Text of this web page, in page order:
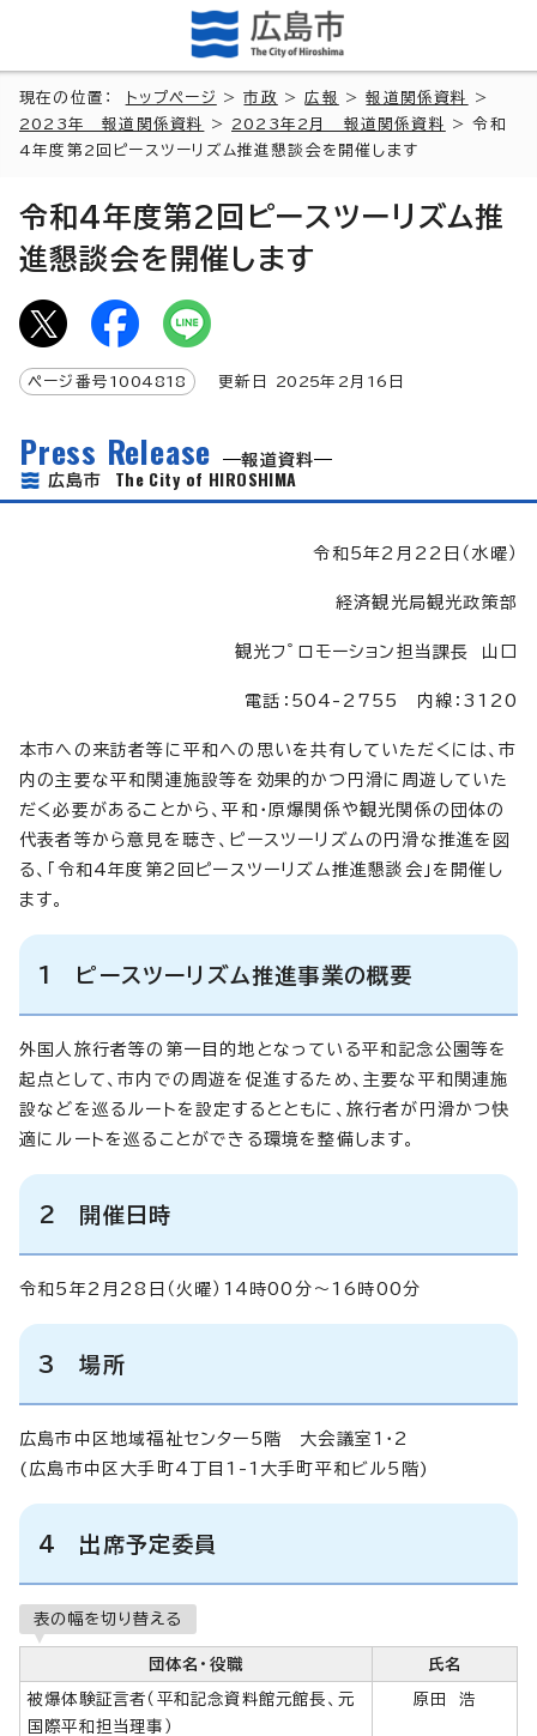
現在の位置： トップページ >市政 >広報 >報道関係資料
>
2023年 報道関係資料
> 2023年2月 報道関係資料
> 令和
4年度第2回ピースツーリズム推進懇談会を開催します
令和4年度第2回ピースツーリズム推
進懇談会を開催します
ページ番号 1004818 更新日 2025年2月 16 日
Press Release
報道資料
広島市 The City of HIROSHIMA
令和5年2月22日（水曜）
経済観光局観光政策部
観光フﾟロモーション担当課長 山口
電話：504-2755 内線：3120
本市への来訪者等に平和への思いを共有していただくには、市
内の主要な平和関連施設等を効果的かつ円滑に周遊していた
だく必要があることから、平和・原爆関係や観光関係の団体の
代表者等から意見を聴き、ピースツーリズムの円滑な推進を図
る、「令和4年度第2回ピースツーリズム推進懇談会」を開催し
ます。
1 ピースツーリズム推進事業の概要
外国人旅行者等の第一目的地となっている平和記念公園等を
起点として、市内での周遊を促進するため、主要な平和関連施
設などを巡るルートを設定するとともに、旅行者が円滑かつ快
適にルートを巡ることができる環境を整備します。
2 開催日時
令和5年2月28日（火曜）14時00分～16時00分
3 場所
広島市中区地域福祉センター5階 大会議室1・2
(広島市中区大手町4丁目1-1大手町平和ビル5階)
4 出席予定委員
表の幅を切り替える
団体名・役職 氏名
被爆体験証言者（平和記念資料館元館長、元
国際平和担当理事）
原田 浩